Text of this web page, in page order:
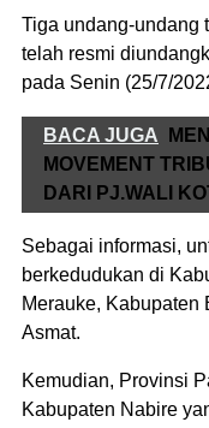
Tiga undang-undang
telah resmi
pada Senin (25/7/
BACA JUGA
MOVEMENT
DARI PJ.WALI
Sebagai informasi,
berkedudukan di
Merauke, Kabupaten
Asmat.
Kemudian, Provinsi
Kabupaten Nabire